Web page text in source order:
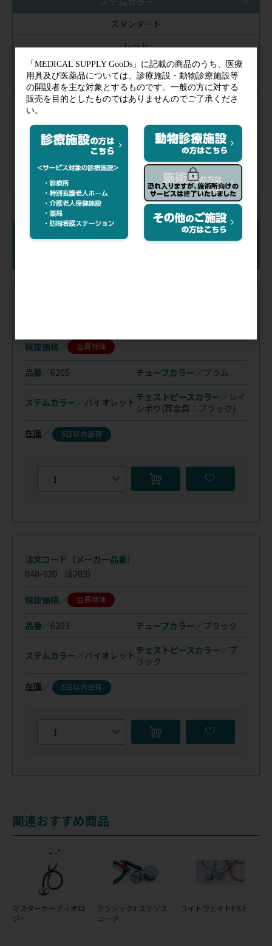
絞り込み解除
スタンダード
レッド
バイオレット
ブルー
スモーク
ブラック
チェストピースカラー
税抜価格 会員特価
品番／6205 チューブカラー／プラム
ステムカラー／バイオレット チェストピースカラー／ レイ
ンボウ (耳金具：ブラック)
在庫 ／ 5日以内出荷
注文コード（メーカー品番）
048-020 （6203）
税抜価格 会員特価
品番／6203 チューブカラー／ブラック
ステムカラー／バイオレット チェストピースカラー／ブ
ラック
在庫 ／ 5日以内出荷
関連おすすめ商品
マスターカーディオロ
ジー
クラシックII ステソス
コープ
ライトウェイトII S.E